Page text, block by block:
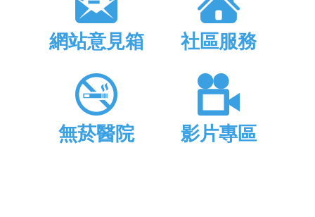
網站意見箱 社區服務
無菸醫院 影片專區